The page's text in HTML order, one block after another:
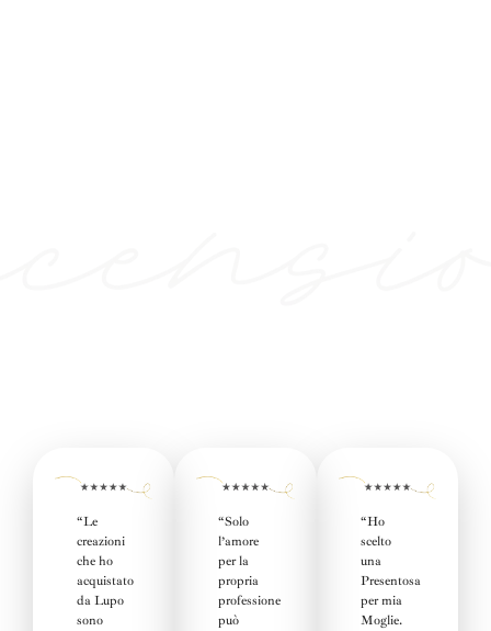
“Le
creazioni
che ho
acquistato
da Lupo
sono
“Solo
l’amore
per la
propria
professione
può
“Ho
scelto
una
Presentosa
per mia
Moglie.